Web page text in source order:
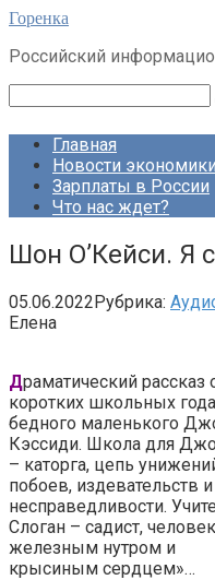
Перейти
контенту
Горенка
Российский
Главная
Новости экономики
Зарплаты в России
Что нас ждет?
Шон О’Кейси. Я
05.06.2022Рубрика:
Елена
Драматический рассказ
коротких школьных
бедного маленького
Кэссиди. Школа для
– каторга, цепь
побоев, издевательств и
несправедливости.
Слоган – садист,
железным нутром и
крысиным сердцем»…